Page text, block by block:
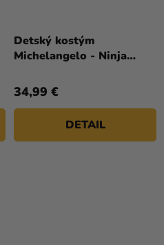
Detský kostým
Michelangelo - Ninja
34,99 €
DETAIL